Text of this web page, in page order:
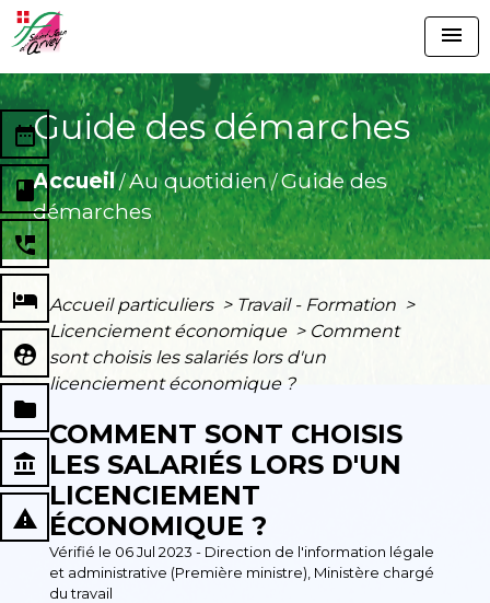
menu
Guide des démarches
Accueil/Au quotidien/Guide des
démarches
date_range
book
perm_phone_msg
local_hotel
supervised_user_circle
folder
account_balance
report_problem
Accueil particuliers > Travail - Formation >
Licenciement économique > Comment
sont choisis les salariés lors d'un
licenciement économique ?
COMMENT SONT CHOISIS
LES SALARIÉS LORS D'UN
LICENCIEMENT
ÉCONOMIQUE ?
Vérifié le 06 Jul 2023 - Direction de l'information légale
et administrative (Première ministre), Ministère chargé
du travail